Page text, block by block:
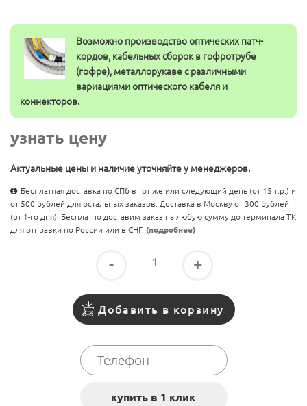
Возможно производство оптических патч-
кордов, кабельных сборок в гофротрубе
(гофре), металлорукаве с различными
вариациями оптического кабеля и
коннекторов.
узнать цену
Актуальные цены и наличие уточняйте у менеджеров.
Бесплатная доставка по СПб в тот же или следующий день (от 15 т.р.) и
от 500 рублей для остальных заказов. Доставка в Москву от 300 рублей
(от 1-го дня). Бесплатно доставим заказ на любую сумму до терминала ТК
для отправки по России или в СНГ. (подробнее)
- +
Добавить в корзину